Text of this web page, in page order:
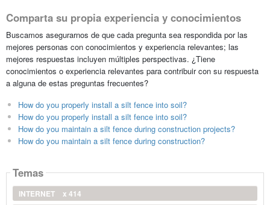
Comparta su propia experiencia y conocimientos
Buscamos asegurarnos de que cada pregunta sea respondida por las
mejores personas con conocimientos y experiencia relevantes; las
mejores respuestas incluyen múltiples perspectivas. ¿Tiene
conocimientos o experiencia relevantes para contribuir con su respuesta
a alguna de estas preguntas frecuentes?
How do you properly install a silt fence into soil?
How do you properly install a silt fence into soil?
How do you maintain a silt fence during construction projects?
How do you maintain a silt fence during construction?
Temas
INTERNET
x 414